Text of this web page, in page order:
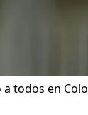
todos en Colo